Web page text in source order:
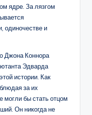
ядре. За лязгом
одиночестве и
Джона Коннора
Эдварда
истории. Как
за их
могли бы стать отцом
Он никогда не